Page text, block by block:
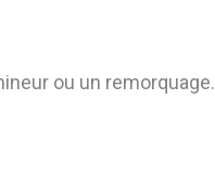
ou un remorquage.